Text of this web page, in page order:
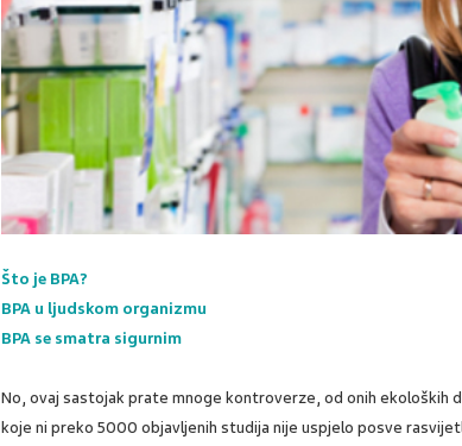
Što je BPA?
BPA u ljudskom organizmu
BPA se smatra sigurnim
No, ovaj sastojak prate mnoge kontroverze, od onih ekoloških
koje ni preko 5000 objavljenih studija nije uspjelo posve